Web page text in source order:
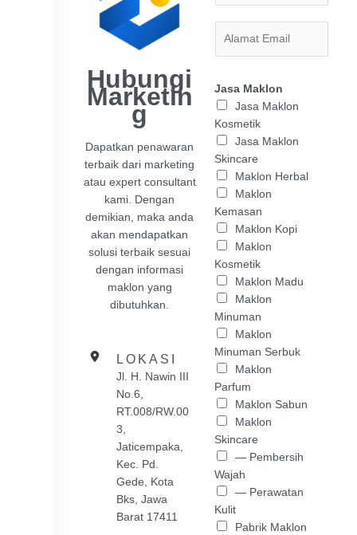
Hubungi
Marketin
G
Dapatkan penawaran
terbaik dari marketing
atau expert consultant
kami. Dengan
demikian, maka anda
akan mendapatkan
solusi terbaik sesuai
dengan informasi
maklon yang
dibutuhkan.
LOKASI
Jl. H. Nawin III
No.6,
RT.008/RW.00
3,
Jaticempaka,
Kec. Pd.
Gede, Kota
Bks, Jawa
Barat 17411
Jasa Maklon
Jasa Maklon
Kosmetik
Jasa Maklon
Skincare
Maklon Herbal
Maklon
Kemasan
Maklon Kopi
Maklon
Kosmetik
Maklon Madu
Maklon
Minuman
Maklon
Minuman Serbuk
Maklon
Parfum
Maklon Sabun
Maklon
Skincare
— Pembersih
Wajah
— Perawatan
Kulit
Pabrik Maklon